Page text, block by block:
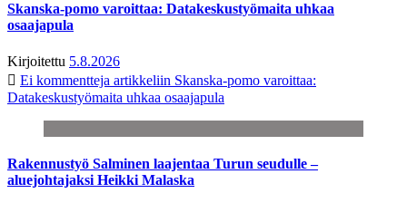
Skanska-pomo varoittaa: Datakeskustyömaita uhkaa
osaajapula
Kirjoitettu 5.8.2026
Ei kommentteja artikkeliin Skanska-pomo varoittaa:
Datakeskustyömaita uhkaa osaajapula
Rakennustyö Salminen laajentaa Turun seudulle –
aluejohtajaksi Heikki Malaska